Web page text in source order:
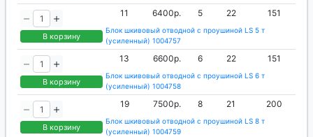
В корзину
11 6400р. 5 22 151
Блок шкивовый отводной с проушиной LS 5 т
(усиленный) 1004757
В корзину
13 6600р. 6 22 151
Блок шкивовый отводной с проушиной LS 6 т
(усиленный) 1004758
В корзину
19 7500р. 8 21 200
Блок шкивовый отводной с проушиной LS 8 т
(усиленный) 1004759